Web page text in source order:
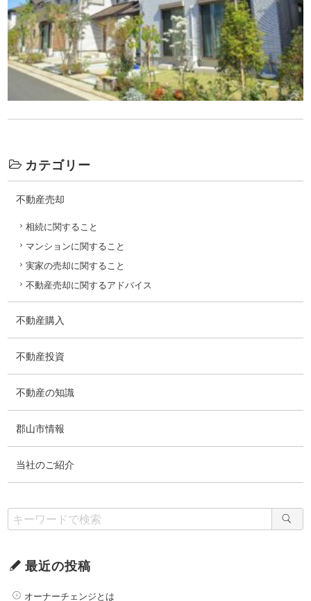
カテゴリー
不動産売却
相続に関すること
マンションに関すること
実家の売却に関すること
不動産売却に関するアドバイス
不動産購入
不動産投資
不動産の知識
郡山市情報
当社のご紹介
最近の投稿
オーナーチェンジとは